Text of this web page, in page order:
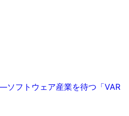
フトウェア産業を待つ「VAR